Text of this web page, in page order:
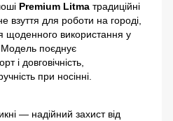
Premium Litma традиційні
взуття для роботи на городі,
щоденного використання у
поєднує
і довговічність,
при носінні.
— надійний захист від